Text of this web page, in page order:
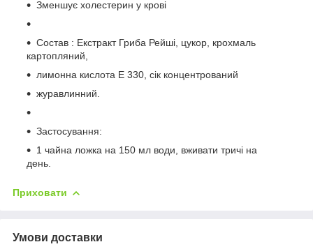
Зменшує холестерин у крові
Состав : Екстракт Гриба Рейші, цукор, крохмаль
картопляний,
лимонна кислота Е 330, сік концентрований
журавлинний.
Застосування:
1 чайна ложка на 150 мл води, вживати тричі на
день.
Приховати
Умови доставки